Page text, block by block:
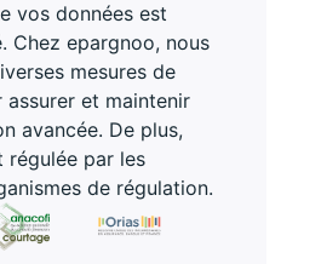
vos données est
Chez epargnoo, nous
mesures de
assurer et maintenir
avancée. De plus,
régulée par les
de régulation.